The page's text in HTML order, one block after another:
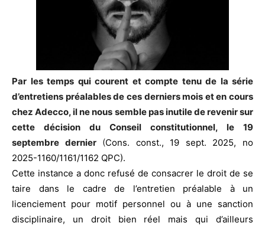
Par les temps qui courent et compte tenu de la série
d’entretiens préalables de ces derniers mois et en cours
chez Adecco, il ne nous semble pas inutile de revenir sur
cette décision du Conseil constitutionnel, le 19
septembre dernier(Cons. const., 19 sept. 2025, no
2025-1160/1161/1162 QPC).
Cette instance a donc refusé de consacrer le droit de se
taire dans le cadre de l’entretien préalable à un
licenciement pour motif personnel ou à une sanction
disciplinaire, un droit bien réel mais qui d’ailleurs